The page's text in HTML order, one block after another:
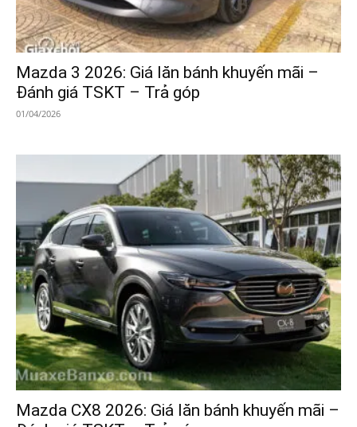
Mazda 3 2026: Giá lăn bánh khuyến mãi –
Đánh giá TSKT – Trả góp
01/04/2026
Mazda CX8 2026: Giá lăn bánh khuyến mãi –